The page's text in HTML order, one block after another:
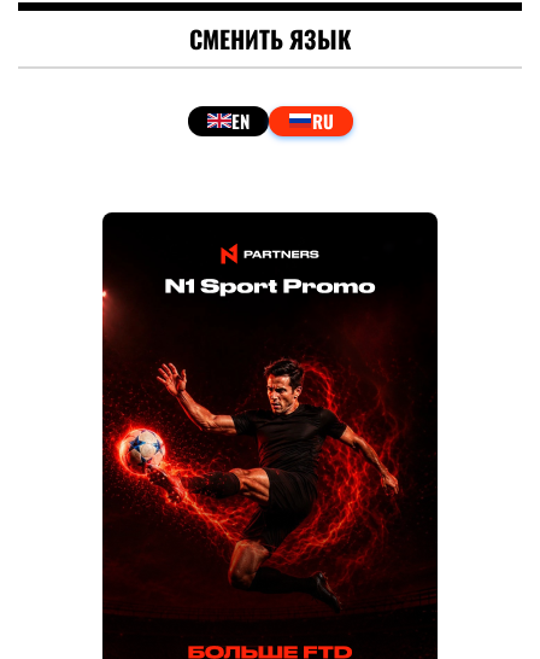
СМЕНИТЬ ЯЗЫК